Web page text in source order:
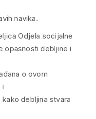
navika.
Odjela socijalne
opasnosti debljine i
o ovom
i
debljina stvara